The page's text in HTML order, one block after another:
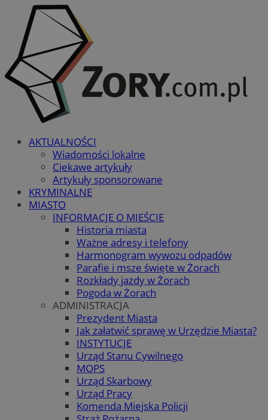
AKTUALNOŚCI
Wiadomości lokalne
Ciekawe artykuły
Artykuły sponsorowane
KRYMINALNE
MIASTO
INFORMACJE O MIEŚCIE
Historia miasta
Ważne adresy i telefony
Harmonogram wywozu odpadów
Parafie i msze święte w Żorach
Rozkłady jazdy w Żorach
Pogoda w Żorach
ADMINISTRACJA
Prezydent Miasta
Jak załatwić sprawę w Urzędzie Miasta?
INSTYTUCJE
Urząd Stanu Cywilnego
MOPS
Urząd Skarbowy
Urząd Pracy
Komenda Miejska Policji